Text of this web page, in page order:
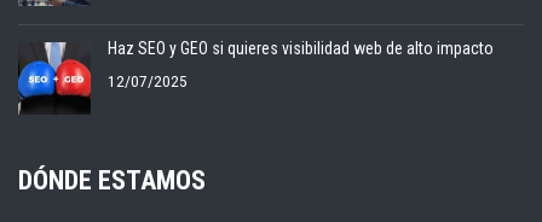
Haz SEO y GEO si quieres visibilidad web de alto impacto
12/07/2025
DÓNDE ESTAMOS